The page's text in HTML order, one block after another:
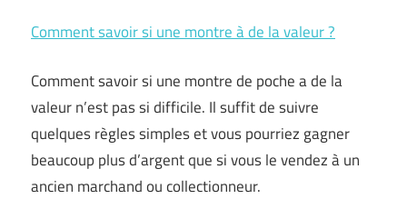
Comment savoir si une montre à de la valeur ?
Comment savoir si une montre de poche a de la
valeur n’est pas si difficile. Il suffit de suivre
quelques règles simples et vous pourriez gagner
beaucoup plus d’argent que si vous le vendez à un
ancien marchand ou collectionneur.